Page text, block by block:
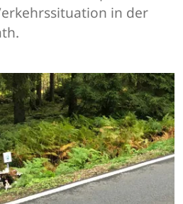
in der